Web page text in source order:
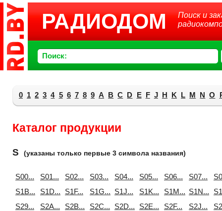
РАДИОДОМ
Поиск и
Поиск:
0 1 2 3 4 5 6 7 8 9 A B C D E F J H K L M N O
Каталог продукции
S (указаны только первые 3 символа названия)
S00... S01... S02... S03... S04... S05... S06... S07...
S1B...
S1D... S1F... S1G... S1J... S1K... S1M... S1N...
S29...
S2A... S2B... S2C... S2D... S2E... S2F... S2J...